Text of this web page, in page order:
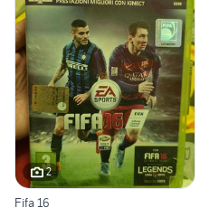
2
Fifa 16